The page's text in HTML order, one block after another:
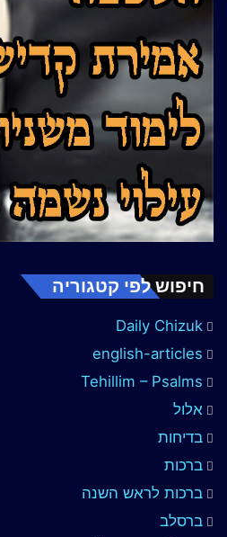
חיפוש לפי קטגוריה
Daily Chizuk
english-articles
Tehillim – Psalms
אלול
בדיחות
ברכות
ברכות לראש השנה
ברסלב